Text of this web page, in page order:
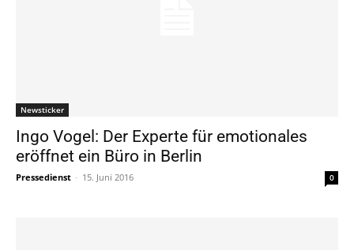
Newsticker
Ingo Vogel: Der Experte für emotionales
eröffnet ein Büro in Berlin
Pressedienst - 15. Juni 2016 0